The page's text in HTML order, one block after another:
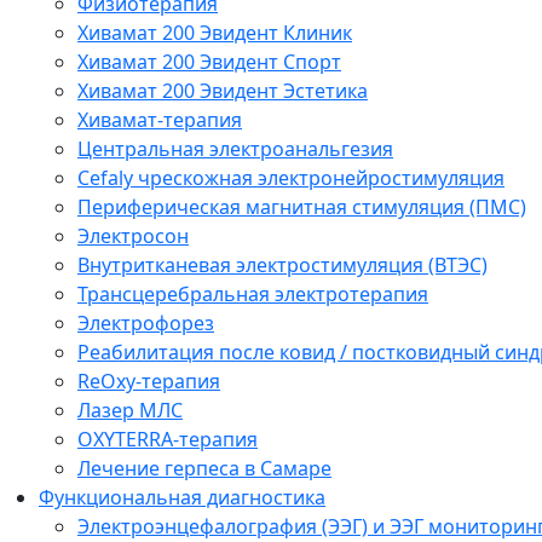
Хивамат 200 Эвидент Клиник
Хивамат 200 Эвидент Спорт
Хивамат 200 Эвидент Эстетика
Хивамат-терапия
Центральная электроанальгезия
Cefaly чреcкожная электронейростимуляция
Периферическая магнитная стимуляция (ПМС)
Электросон
Внутритканевая электростимуляция (ВТЭС)
Трансцеребральная электротерапия
Электрофорез
Реабилитация после ковид / постковидный
ReOxy-терапия
Лазер МЛС
OXYTERRA-терапия
Лечение герпеса в Самаре
Функциональная диагностика
Электроэнцефалография (ЭЭГ) и ЭЭГ